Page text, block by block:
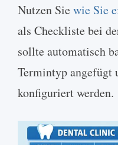
Nutzen Siewie Sie
als Checkliste bei
sollte automatisch
Termintyp angefügt
konfiguriert werden.